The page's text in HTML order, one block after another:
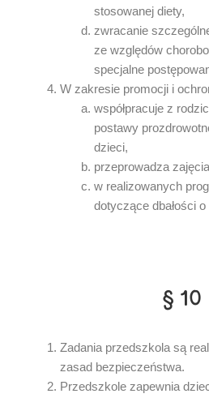
stosowanej diety,
zwracanie
ze względów
specjalne
W zakresie promocji i
współpracuje z
postawy
dzieci,
przeprowadza
w realizowanych
dotyczące dbałości
§ 10
Zadania przedszkola są
zasad bezpieczeństwa.
Przedszkole zapewnia